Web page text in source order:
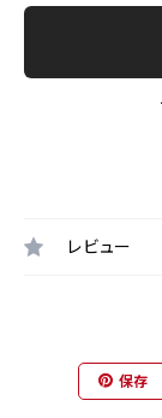
レビュー
保存